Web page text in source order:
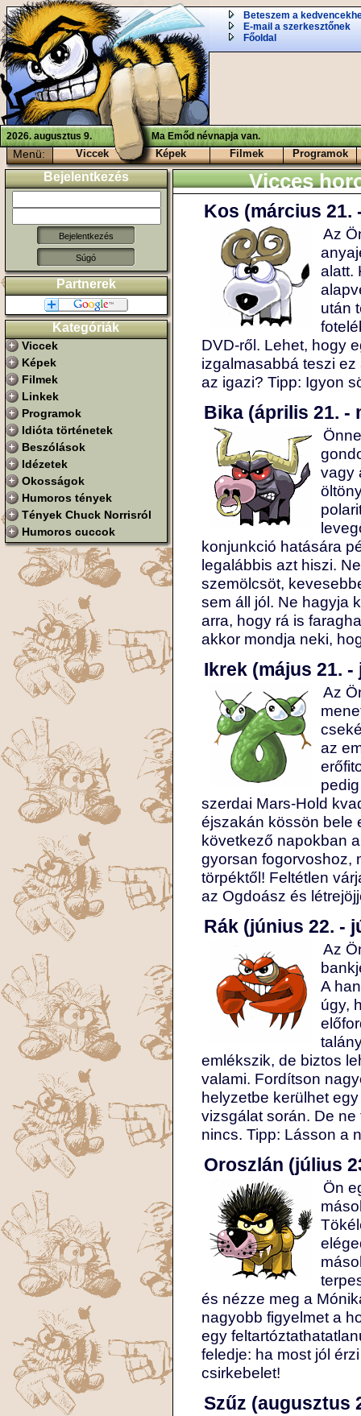
Beteszem a
E-mail a szerkesztőnek
Főoldal
2026. augusztus 9. Ma Emőd névnapja van.
Menü: Viccek Képek Filmek Programok
Bejelentkezés
Súgó
Partnerek
Kategóriák
Viccek
Képek
Filmek
Linkek
Programok
Idióta történetek
Beszólások
Idézetek
Okosságok
Humoros tények
Tények Chuck Norrisról
Humoros cuccok
Vicces
Kos (március 21.
Az
alatt.
után
DVD-ről. Lehet, hogy
izgalmasabbá teszi
az igazi? Tipp: Igyon
Bika (április 21. -
vagy
konjunkció hatására
legalábbis azt hiszi.
szemölcsöt,
sem áll jól. Ne hagyja
arra, hogy rá is
akkor mondja neki,
Ikrek (május 21. -
Az
az
szerdai Mars-Hold
éjszakán kössön bele
következő napokban
gyorsan fogorvoshoz,
törpéktől! Feltétlen
az Ogdoász és
Rák (június 22. -
Az
A
úgy,
emlékszik, de biztos
valami. Fordítson
helyzetbe kerülhet
vizsgálat során. De
nincs. Tipp: Lásson a
Oroszlán (július
Ön
és nézze meg a
nagyobb figyelmet a
egy
feledje: ha most jól
csirkebelet!
Szűz (augusztus